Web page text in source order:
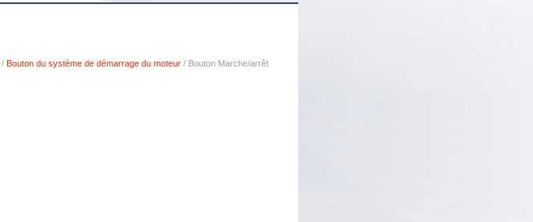
/ Bouton du système de démarrage du moteur / Bouton Marche/arrêt